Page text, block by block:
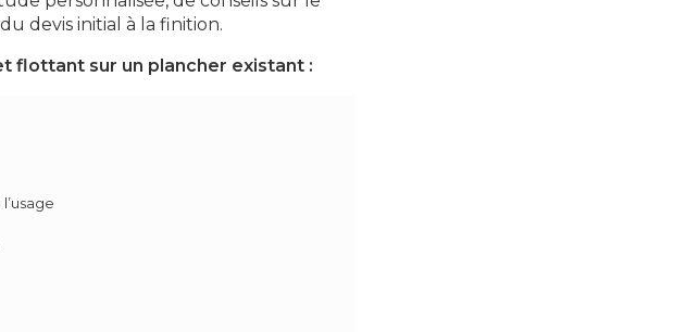
devis initial à la finition.
flottant sur un plancher existant :